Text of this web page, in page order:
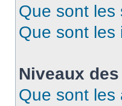
Que sont les
Que sont les
Niveaux
Que sont les